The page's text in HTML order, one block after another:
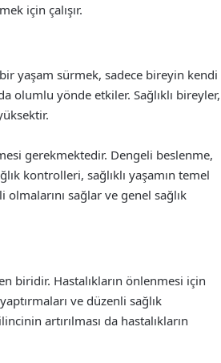
için çalışır.
bir yaşam sürmek, sadece bireyin kendi
olumlu yönde etkiler. Sağlıklı bireyler,
gerekmektedir. Dengeli beslenme,
kontrolleri, sağlıklı yaşamın temel
sağlar ve genel sağlık
biridir. Hastalıkların önlenmesi için
ve düzenli sağlık
artırılması da hastalıkların